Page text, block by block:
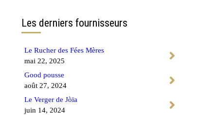
Les derniers fournisseurs
Le Rucher des Fées Mères
mai 22, 2025
Good pousse
août 27, 2024
Le Verger de Jòïa
juin 14, 2024